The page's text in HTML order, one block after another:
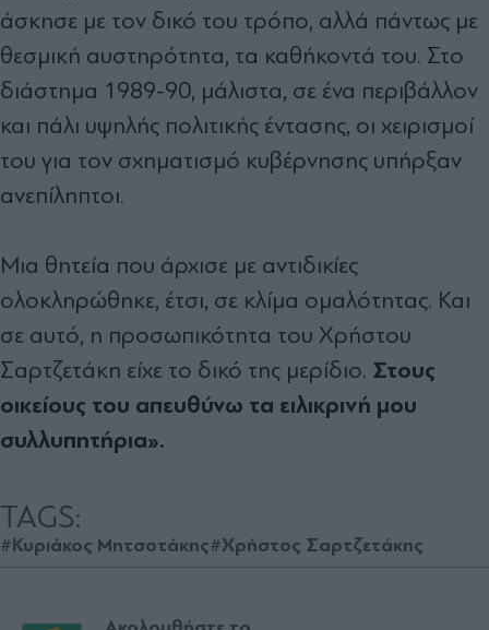
άσκησε με τον δικό του τρόπο, αλλά πάντως με
θεσμική αυστηρότητα, τα καθήκοντά του. Στο
διάστημα 1989-90, μάλιστα, σε ένα περιβάλλον
και πάλι υψηλής πολιτικής έντασης, οι χειρισμοί
του για τον σχηματισμό κυβέρνησης υπήρξαν
ανεπίληπτοι.
Μια θητεία που άρχισε με αντιδικίες
ολοκληρώθηκε, έτσι, σε κλίμα ομαλότητας. Και
σε αυτό, η προσωπικότητα του Χρήστου
Σαρτζετάκη είχε το δικό της μερίδιο. Στους
οικείους του απευθύνω τα ειλικρινή μου
συλλυπητήρια».
TAGS:
#Κυριάκος Μητσοτάκης#Χρήστος Σαρτζετάκης